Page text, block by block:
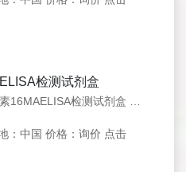
检测试剂盒
：中国 价格：询价 点击